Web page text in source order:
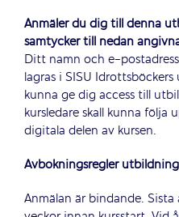
Anmäler du dig till denna
samtycker till nedan
Ditt namn och e-
lagras i SISU
kunna ge dig access till
kursledare skall kunna
digitala delen av kursen.
Avbokningsregler
Anmälan är bindande.